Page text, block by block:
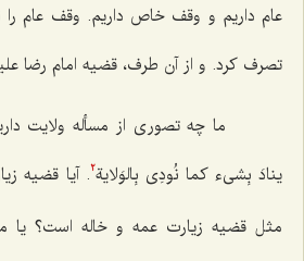
عام داریم و وقف خاص داریم. وقف عام
تصرف كرد. و از آن طرف، قضیه امام رضا
ما چه تصوری از مسأله ولایت
ینادَ بِشیء کما نُودِی بِالوَلایة2
. آیا قضیه
مثل قضیه زیارت عمه و خاله است؟ یا